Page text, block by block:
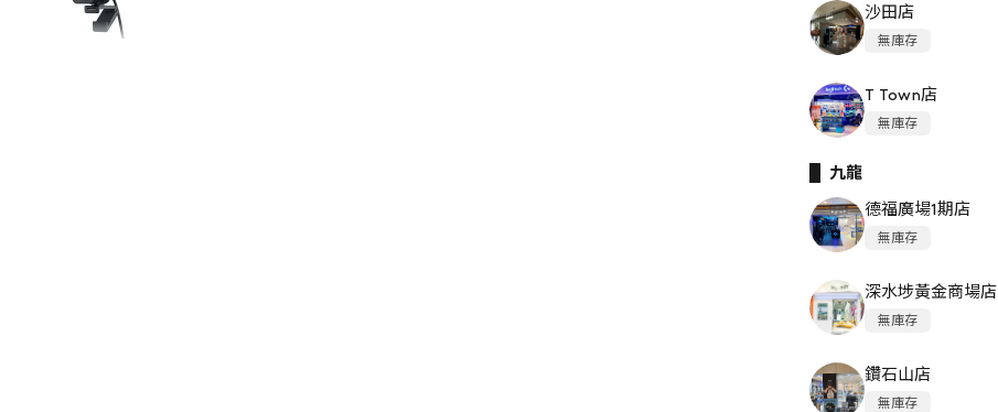
沙田店
無庫存
T Town店
無庫存
九龍
德福廣場1期店
無庫存
深水埗黃金商場店
無庫存
鑽石山店
無庫存